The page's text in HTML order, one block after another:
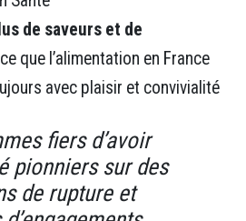
de saveurs et de
que l’alimentation en France
avec plaisir et convivialité
fiers d’avoir
pionniers sur des
de rupture et